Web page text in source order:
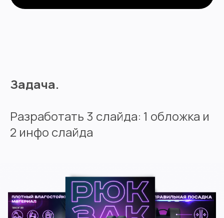
Задача.
Разработать 3 слайда: 1 обложка и
2 инфо слайда